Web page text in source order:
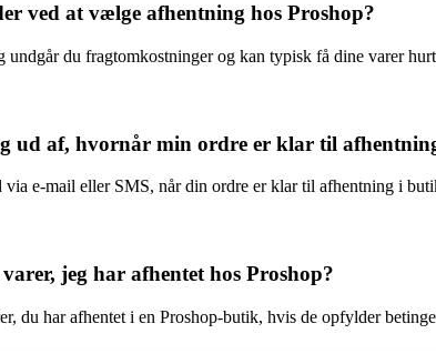
ved at vælge afhentning hos Proshop?
undgår du fragtomkostninger og kan typisk få dine varer
ud af, hvornår min ordre er klar til
via e-mail eller SMS, når din ordre er klar til afhentning i
jeg har afhentet hos Proshop?
du har afhentet i en Proshop-butik, hvis de opfylder